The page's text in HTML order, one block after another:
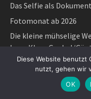
Das Selfie als
Fotomonat ab 2026
Die kleine mühselige
hrsg. Klaus Goebel/
„Geschichte kann
Parr, Salgado und
Made in Germany in
Diese Website benutzt
nutzt, gehen wir
OK